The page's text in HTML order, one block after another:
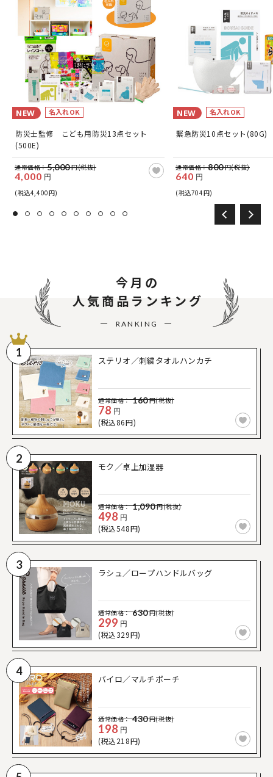
NEW 名入れOK
防災士監修 こども用防災13点セット
(500E)
通常価格：5,000円(税抜)
4,000 円
(税込4,400円)
NEW 名入れOK
緊急防災10点セット(80G)
通常価格：800円(税抜)
640 円
(税込704円)
今月の
人気商品ランキング
RANKING
1
ステリオ／刺繍タオルハンカチ
通常価格： 160円(税抜)
78 円
(税込86円)
2
モク／卓上加湿器
通常価格： 1,090円(税抜)
498 円
(税込548円)
3
ラシュ／ロープハンドルバッグ
通常価格： 630円(税抜)
299 円
(税込329円)
4
バイロ／マルチポーチ
通常価格： 430円(税抜)
198 円
(税込218円)